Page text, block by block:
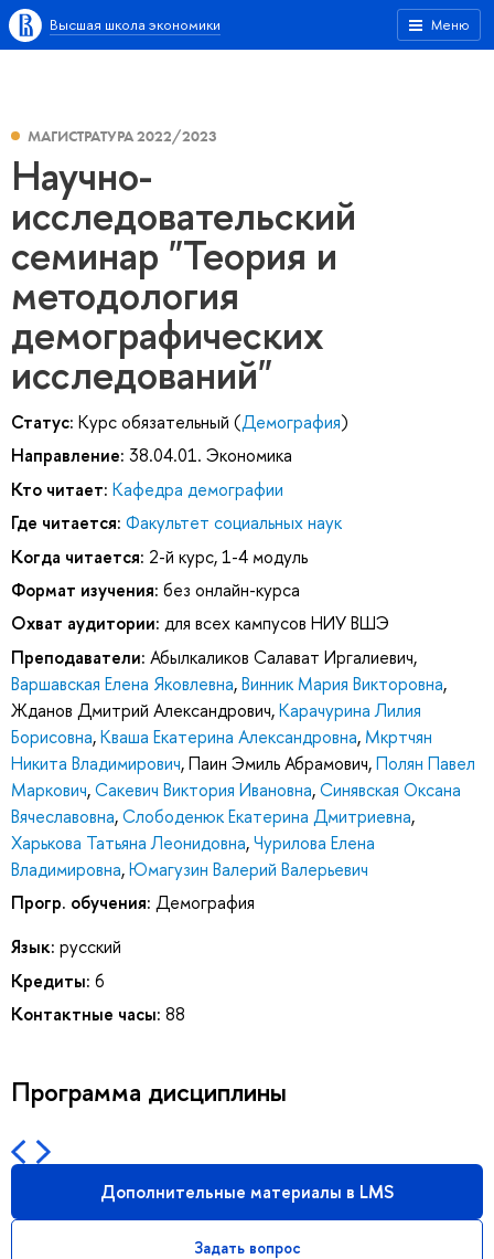
Меню
Высшая школа экономики
МАГИСТРАТУРА 2022/2023
Научно-
исследовательский
семинар "Теория и
методология
демографических
исследований"
Статус: Курс обязательный (Демография)
Направление: 38.04.01. Экономика
Кто читает: Кафедра демографии
Где читается: Факультет социальных наук
Когда читается: 2-й курс, 1-4 модуль
Формат изучения: без онлайн-курса
Охват аудитории: для всех кампусов НИУ ВШЭ
Преподаватели: Абылкаликов Салават Иргалиевич,
Варшавская Елена Яковлевна,Винник Мария Викторовна,
Жданов Дмитрий Александрович,Карачурина Лилия
Борисовна,Кваша Екатерина Александровна, Мкртчян
Никита Владимирович,Паин Эмиль Абрамович,Полян Павел
Маркович,Сакевич Виктория Ивановна,Синявская Оксана
Вячеславовна,Слободенюк Екатерина Дмитриевна,
Харькова Татьяна Леонидовна,Чурилова Елена
Владимировна,Юмагузин Валерий Валерьевич
Прогр. обучения: Демография
Язык: русский
Кредиты: 6
Контактные часы: 88
Программа дисциплины
Дополнительные материалы в LMS
Задать вопрос